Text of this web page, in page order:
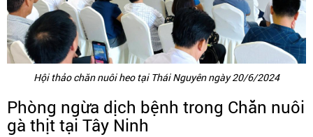
Hội thảo chăn nuôi heo tại Thái Nguyên ngày 20/6/2024
Phòng ngừa dịch bệnh trong Chăn nuôi
gà thịt tại Tây Ninh